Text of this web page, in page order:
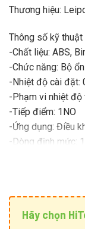
Thương hiệu:
Thông số kỹ thuật
-Chất liệu: ABS,
-Chức năng: Bộ
-Nhiệt độ cài đặt:
-Phạm vi nhiệt độ
-Tiếp điểm: 1NO
-Ứng dụng: Điều
-Dòng định mức:
-Nhiệt độ hoạt
-Cấp bảo vệ :
Hãy chọn